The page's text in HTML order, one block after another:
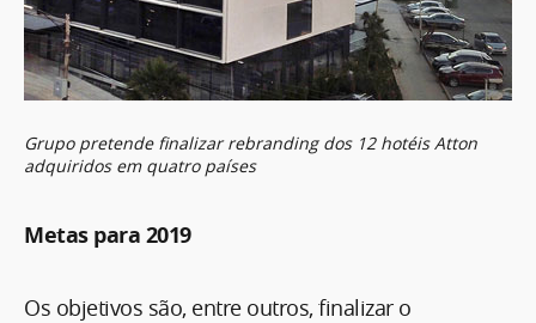
Grupo pretende finalizar rebranding dos 12 hotéis Atton
adquiridos em quatro países
Metas para 2019
Os objetivos são, entre outros, finalizar o